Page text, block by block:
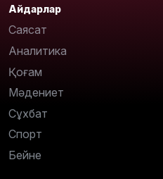
Айдарлар
Саясат
Аналитика
Қоғам
Мәдениет
Сұхбат
Спорт
Бейне